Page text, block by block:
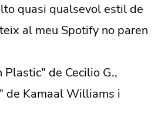
quasi qualsevol estil de
al meu Spotify no paren
de Cecilio G.,
de Kamaal Williams i